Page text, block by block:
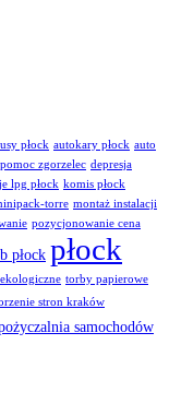
płock autokary płock auto
zgorzelec depresja
lpg płock komis płock
torre montaż instalacji
pozycjonowanie cena
płock płock
torby papierowe
stron kraków
samochodów